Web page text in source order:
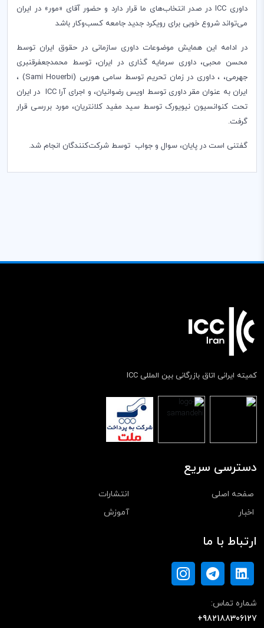
داوری ICC در صدر انتخاب‌های ما قرار دارد و حضور آقای «مور» در ایران
می‌تواند شروع خوبی برای رویکرد جدید جامعه کسب‌وکار باشد
در ادامه این همایش موضوعات داوری سازمانی در حقوق ایران توسط
محسن محبی، داوری سرمایه گذاری در ایران، توسط محمدجعفرقنبری
جهرمی، ، داوری در زمان تحریم توسط سامی هوربی‌ (Sami Houerbi) ،
ایران به عنوان مقر داوری توسط اویس رضوانیان، و اجرای آراICC در ایران
تحت کنوانسیون نیویورک توسط سید مفید کلانتریان، مورد بررسی قرار
گرفت.
گفتنی است در پايان،‌ سوال و جواب توسط شرکت‌کنندگان انجام شد.
کمیته ایرانی اتاق بازرگانی بین المللی ICC
دسترسی سریع
صفحه اصلی
انتشارات
اخبار
آموزش
ارتباط با ما
شماره تماس:
+982188306127